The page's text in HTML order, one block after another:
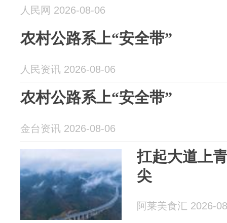
人民网 2026-08-06
农村公路系上“安全带”
人民资讯 2026-08-06
农村公路系上“安全带”
金台资讯 2026-08-06
扛起大道上
尖
阿莱美食汇 2026-